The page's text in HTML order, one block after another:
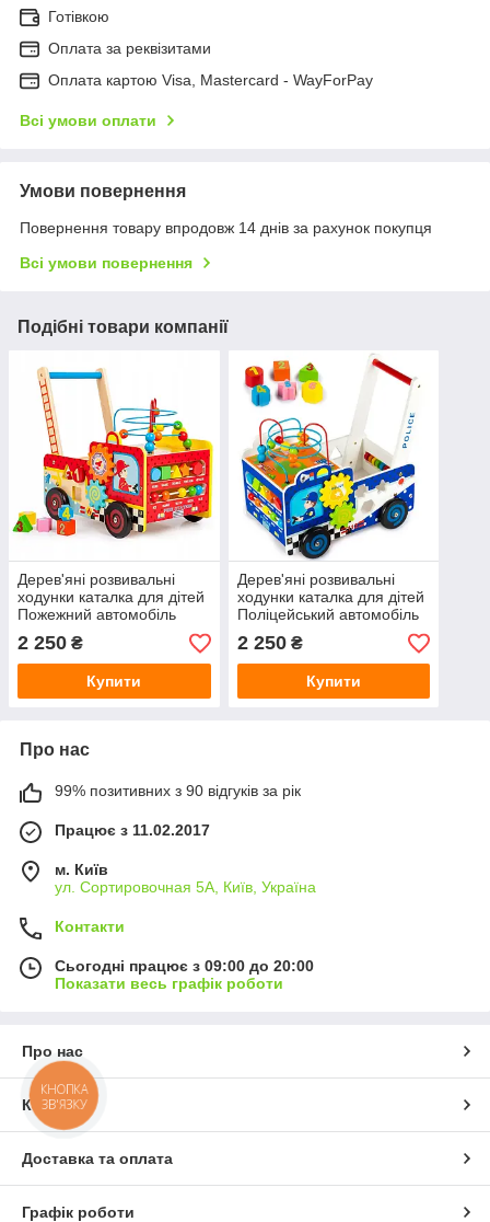
Готівкою
Оплата за реквізитами
Оплата картою Visa, Mastercard - WayForPay
Всі умови оплати
Умови повернення
Повернення товару впродовж 14 днів за рахунок покупця
Всі умови повернення
Подібні товари компанії
Дерев'яні розвивальні
ходунки каталка для дітей
Пожежний автомобіль
EcoToys
2 250 ₴
Купити
Дерев'яні розвивальні
ходунки каталка для дітей
Поліцейський автомобіль
EcoToys
2 250₴
Купити
Про нас
99% позитивних з 90 відгуків за рік
Працює з 11.02.2017
м. Київ
ул. Сортировочная 5А, Київ, Україна
Контакти
Сьогодні працює з 09:00 до 20:00
Показати весь графік роботи
Про нас
Контакти
Доставка та оплата
Графік роботи
КНОПКА
ЗВ'ЯЗКУ